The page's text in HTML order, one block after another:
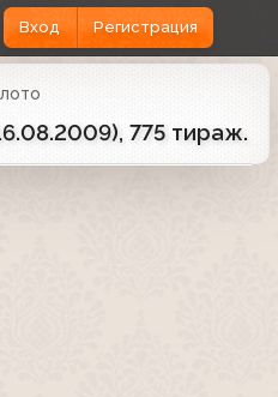
Вход Регистрация
775 тираж.